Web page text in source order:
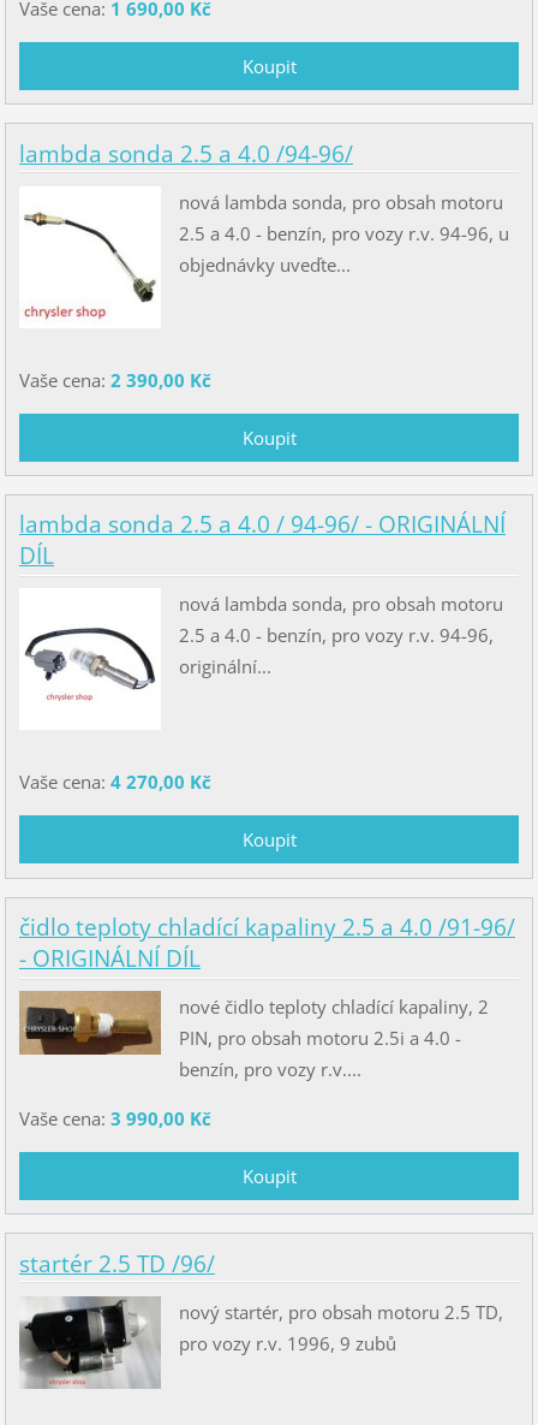
Vaše cena: 1 690,00 Kč
lambda sonda 2.5 a 4.0 /94-96/
nová lambda sonda, pro obsah motoru
2.5 a 4.0 - benzín, pro vozy r.v. 94-96, u
objednávky uveďte...
Vaše cena: 2 390,00 Kč
lambda sonda 2.5 a 4.0 / 94-96/ - ORIGINÁLNÍ
DÍL
nová lambda sonda, pro obsah motoru
2.5 a 4.0 - benzín, pro vozy r.v. 94-96,
originální...
Vaše cena: 4 270,00 Kč
čidlo teploty chladící kapaliny 2.5 a 4.0 /91-96/
- ORIGINÁLNÍ DÍL
nové čidlo teploty chladící kapaliny, 2
PIN, pro obsah motoru 2.5i a 4.0 -
benzín, pro vozy r.v....
Vaše cena: 3 990,00 Kč
startér 2.5 TD /96/
nový startér, pro obsah motoru 2.5 TD,
pro vozy r.v. 1996, 9 zubů